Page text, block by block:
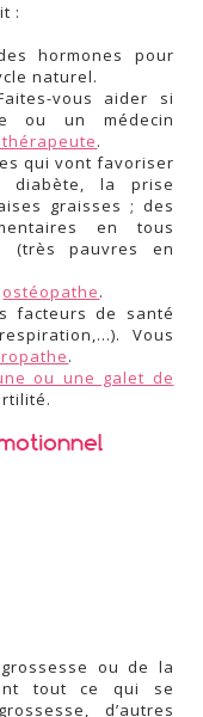
:
hormones pour
naturel.
vous aider si
ou un médecin
.
qui vont favoriser
diabète, la prise
graisses ; des
en tous
(très pauvres en
ostéopathe.
facteurs de santé
Vous
.
ou une galet de
ou de la
tout ce qui se
d’autres